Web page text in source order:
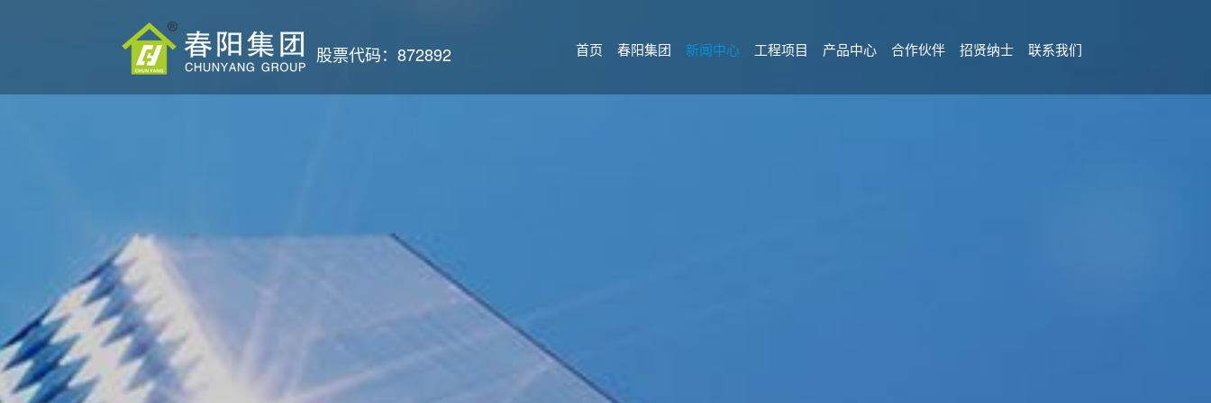
股票代码：872892 首页 春阳集团 新闻中心 工程项目 产品中心 合作伙伴 招贤纳士 联系我们